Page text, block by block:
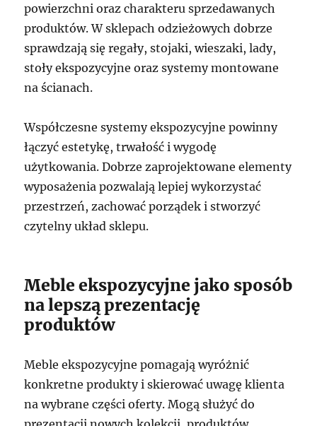
powierzchni oraz charakteru sprzedawanych
produktów. W sklepach odzieżowych dobrze
sprawdzają się regały, stojaki, wieszaki, lady,
stoły ekspozycyjne oraz systemy montowane
na ścianach.
Współczesne systemy ekspozycyjne powinny
łączyć estetykę, trwałość i wygodę
użytkowania. Dobrze zaprojektowane elementy
wyposażenia pozwalają lepiej wykorzystać
przestrzeń, zachować porządek i stworzyć
czytelny układ sklepu.
Meble ekspozycyjne jako sposób
na lepszą prezentację
produktów
Meble ekspozycyjne pomagają wyróżnić
konkretne produkty i skierować uwagę klienta
na wybrane części oferty. Mogą służyć do